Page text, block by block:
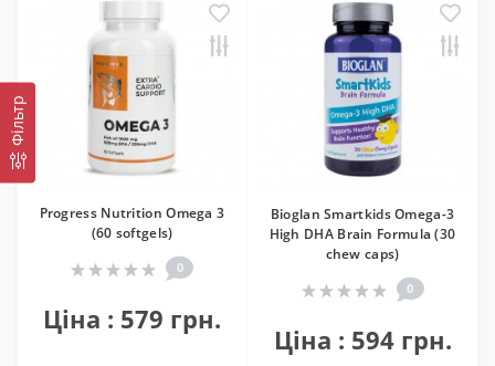
Фільтр
Progress Nutrition Omega 3
(60 softgels)
0
Ціна : 579 грн.
Bioglan Smartkids Omega-3
High DHA Brain Formula (30
chew caps)
0
Ціна : 594 грн.